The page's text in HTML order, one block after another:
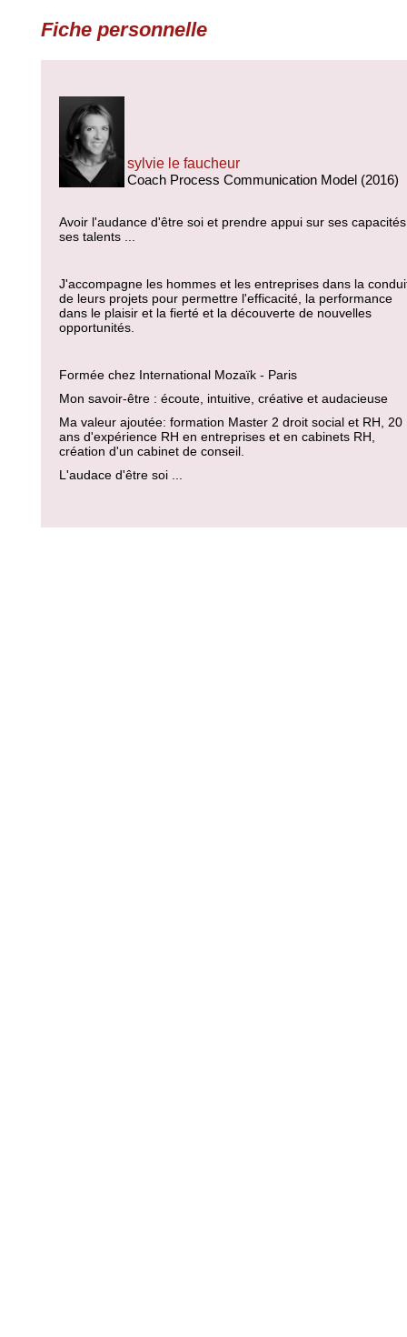
Fiche personnelle
sylvie le faucheur
Coach Process Communication Model (2016)
Avoir l'audance d'être soi et prendre appui sur ses
ses talents ...
J'accompagne les hommes et les entreprises dans la
de leurs projets pour permettre l'efficacité, la performance
dans le plaisir et la fierté et la découverte de nouvelles
opportunités.
Formée chez International Mozaïk - Paris
Mon savoir-être : écoute, intuitive, créative et audacieuse
Ma valeur ajoutée: formation Master 2 droit social et RH, 20
ans d'expérience RH en entreprises et en cabinets RH,
création d'un cabinet de conseil.
L'audace d'être soi ...